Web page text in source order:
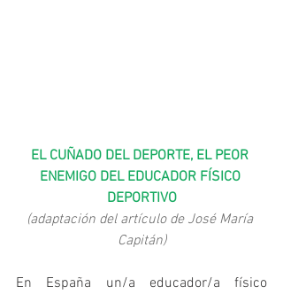
EL CUÑADO DEL DEPORTE, EL PEOR
ENEMIGO DEL EDUCADOR FÍSICO
DEPORTIVO
(adaptación del artículo de José María
Capitán)
En España un/a educador/a físico